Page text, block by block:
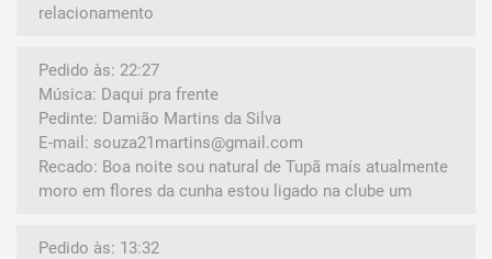
relacionamento
Pedido às: 22:27
Música: Daqui pra frente
Pedinte: Damião Martins da Silva
E-mail: souza21martins@gmail.com
Recado: Boa noite sou natural de Tupã maís atualmente
moro em flores da cunha estou ligado na clube um
Pedido às: 13:32